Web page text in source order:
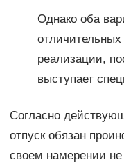
Однако оба
реализации,
выступает
Согласно
отпуск обязан
своем намерении